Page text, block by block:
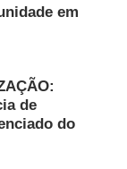
em
de
do